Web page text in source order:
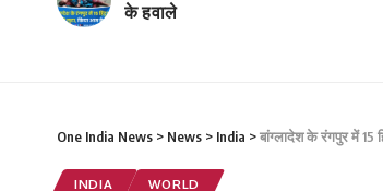
के हवाले
One India News > News > India >बांग्लादेश के रंगपुर में
INDIA WORLD